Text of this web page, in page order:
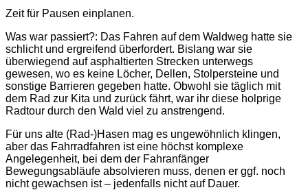
Zeit für Pausen einplanen.
Was war passiert?: Das Fahren auf dem Waldweg hatte sie
schlicht und ergreifend überfordert. Bislang war sie
überwiegend auf asphaltierten Strecken unterwegs
gewesen, wo es keine Löcher, Dellen, Stolpersteine und
sonstige Barrieren gegeben hatte. Obwohl sie täglich mit
dem Rad zur Kita und zurück fährt, war ihr diese holprige
Radtour durch den Wald viel zu anstrengend.
Für uns alte (Rad-)Hasen mag es ungewöhnlich klingen,
aber das Fahrradfahren ist eine höchst komplexe
Angelegenheit, bei dem der Fahranfänger
Bewegungsabläufe absolvieren muss, denen er ggf. noch
nicht gewachsen ist – jedenfalls nicht auf Dauer.